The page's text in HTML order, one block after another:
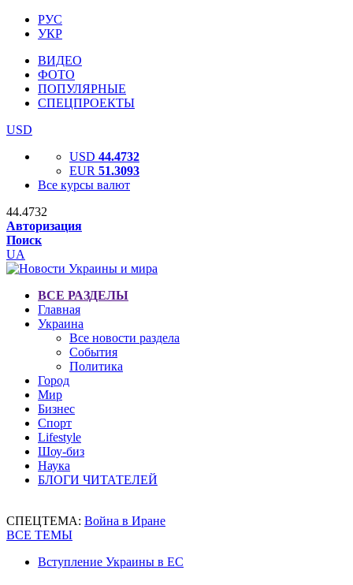
РУС
УКР
ВИДЕО
ФОТО
ПОПУЛЯРНЫЕ
СПЕЦПРОЕКТЫ
USD
USD 44.4732
EUR 51.3093
Все курсы валют
44.4732
Авторизация
Поиск
UA
ВСЕ РАЗДЕЛЫ
Главная
Украина
Все новости раздела
События
Политика
Город
Мир
Бизнес
Спорт
Lifestyle
Шоу-биз
Наука
БЛОГИ ЧИТАТЕЛЕЙ
СПЕЦТЕМА: Война в Иране
ВСЕ ТЕМЫ
Вступление Украины в ЕС